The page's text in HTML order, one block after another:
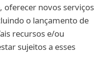
novos serviços
o lançamento de
recursos e/ou
sujeitos a esses